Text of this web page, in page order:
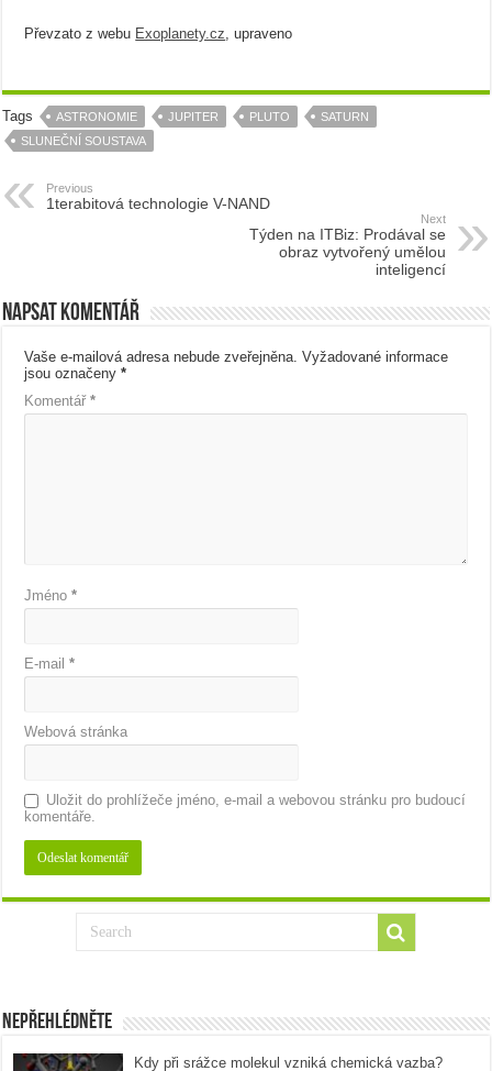
Převzato z webu Exoplanety.cz , upraveno
Tags ASTRONOMIE JUPITER PLUTO
SATURN
SLUNEČNÍ SOUSTAVA
Previous
1terabitová technologie V-NAND
Next
Týden na ITBiz: Prodával se
obraz vytvořený umělou
inteligencí
Napsat komentář
Vaše e-mailová adresa nebude zveřejněna. Vyžadované informace
jsou označeny*
Komentář*
Jméno*
E-mail*
Webová stránka
Uložit do prohlížeče jméno, e-mail a webovou stránku pro budoucí
komentáře.
Nepřehlédněte
Kdy při srážce molekul vzniká chemická vazba?